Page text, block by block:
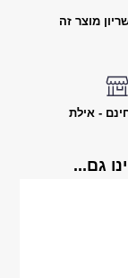
מוצר זה
- אילת
גם...